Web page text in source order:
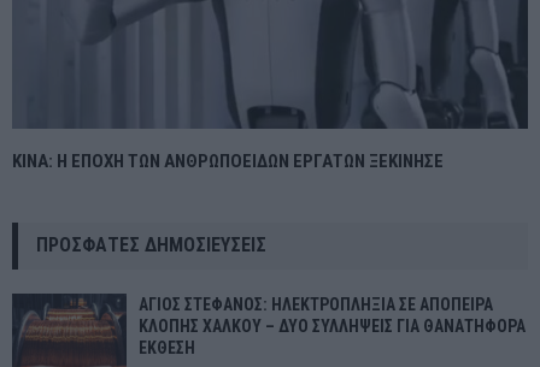
ΚΙΝΑ: Η ΕΠΟΧΗ ΤΩΝ ΑΝΘΡΩΠΟΕΙΔΩΝ ΕΡΓΑΤΩΝ ΞΕΚΙΝΗΣΕ
ΠΡΌΣΦΑΤΕΣ ΔΗΜΟΣΙΕΎΣΕΙΣ
ΑΓΙΟΣ ΣΤΕΦΑΝΟΣ: ΗΛΕΚΤΡΟΠΛΗΞΙΑ ΣΕ ΑΠΟΠΕΙΡΑ
ΚΛΟΠΗΣ ΧΑΛΚΟΥ – ΔΥΟ ΣΥΛΛΗΨΕΙΣ ΓΙΑ ΘΑΝΑΤΗΦΟΡΑ
ΕΚΘΕΣΗ